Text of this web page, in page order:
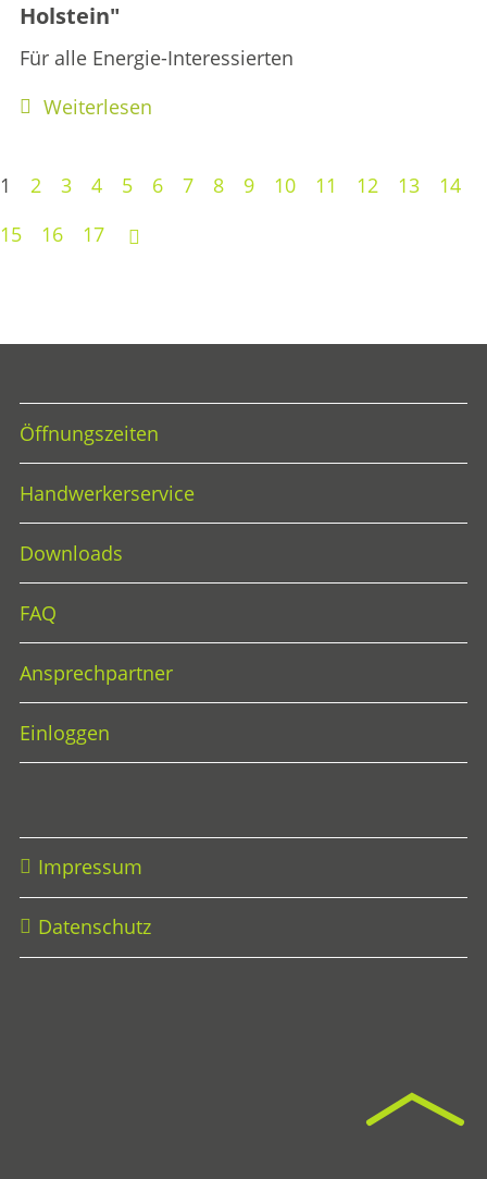
Holstein"
Für alle Energie-Interessierten
Weiterlesen
1 2 3 4 5 6 7 8 9 10 11 12 13
14
15
16 17
Öffnungszeiten
Handwerkerservice
Downloads
FAQ
Ansprechpartner
Einloggen
Impressum
Datenschutz